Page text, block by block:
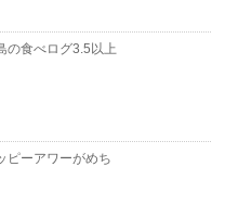
の食べログ3.5以上
ピーアワーがめち